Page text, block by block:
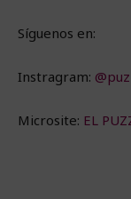
Síguenos en:
Instragram:
Microsite: EL